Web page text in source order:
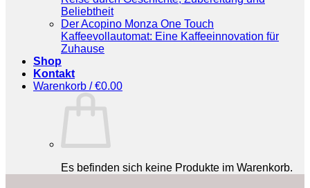
Beliebtheit
Der Acopino Monza One Touch
Kaffeevollautomat: Eine Kaffeeinnovation für
Zuhause
Shop
Kontakt
Warenkorb /€0.00
Es befinden sich keine Produkte im Warenkorb.